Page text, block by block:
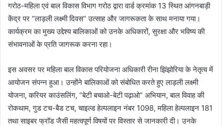
गरोठ-महिला एवं बाल विकास विभाग गरोठ द्वारा वार्ड क्रमांक 13 स्थित आंगनबाड़ी
केंद्र पर “लाड़ली लक्ष्मी दिवस” उत्साह और जागरूकता के साथ मनाया गया।
कार्यक्रम का मुख्य उद्देश्य बालिकाओं को उनके अधिकारों, सुरक्षा और भविष्य की
संभावनाओं के प्रति जागरूक करना रहा।
इस अवसर पर महिला बाल विकास परियोजना अधिकारी रीना झिंझोरिया के नेतृत्व में
आयोजन संपन्न हुआ। उन्होंने बालिकाओं को संबोधित करते हुए लाड़ली लक्ष्मी
योजना, करियर काउंसलिंग, “बेटी बचाओ-बेटी पढ़ाओ” अभियान, बाल विवाह की
रोकथाम, गुड टच-बैड टच, चाइल्ड हेल्पलाइन नंबर 1098, महिला हेल्पलाइन 181
तथा साइबर फ्रॉड जैसी महत्वपूर्ण विषयों पर विस्तार से जानकारी दी। उनके